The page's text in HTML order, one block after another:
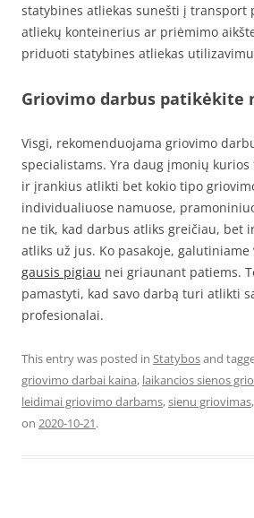
statybines atliekas sunešti į transport
atliekų konteinerius ar priėmimo
priduoti statybines atliekas
Griovimo darbus patikėkite
Visgi, rekomenduojama griovimo
specialistams. Yra daug įmonių
ir įrankius atlikti bet kokio tipo
individualiuose namuose,
ne tik, kad darbus atliks greičiau, bet
atliks už jus. Ko pasakoje, galutiniame
gausis pigiau nei griaunant patiems.
pamastyti, kad savo darbą turi atlikti
profesionalai.
This entry was posted in Statybosand
griovimo darbai kaina, laikancios sienos
leidimai griovimo darbams,sienu griovimas,
on 2020-10-21.